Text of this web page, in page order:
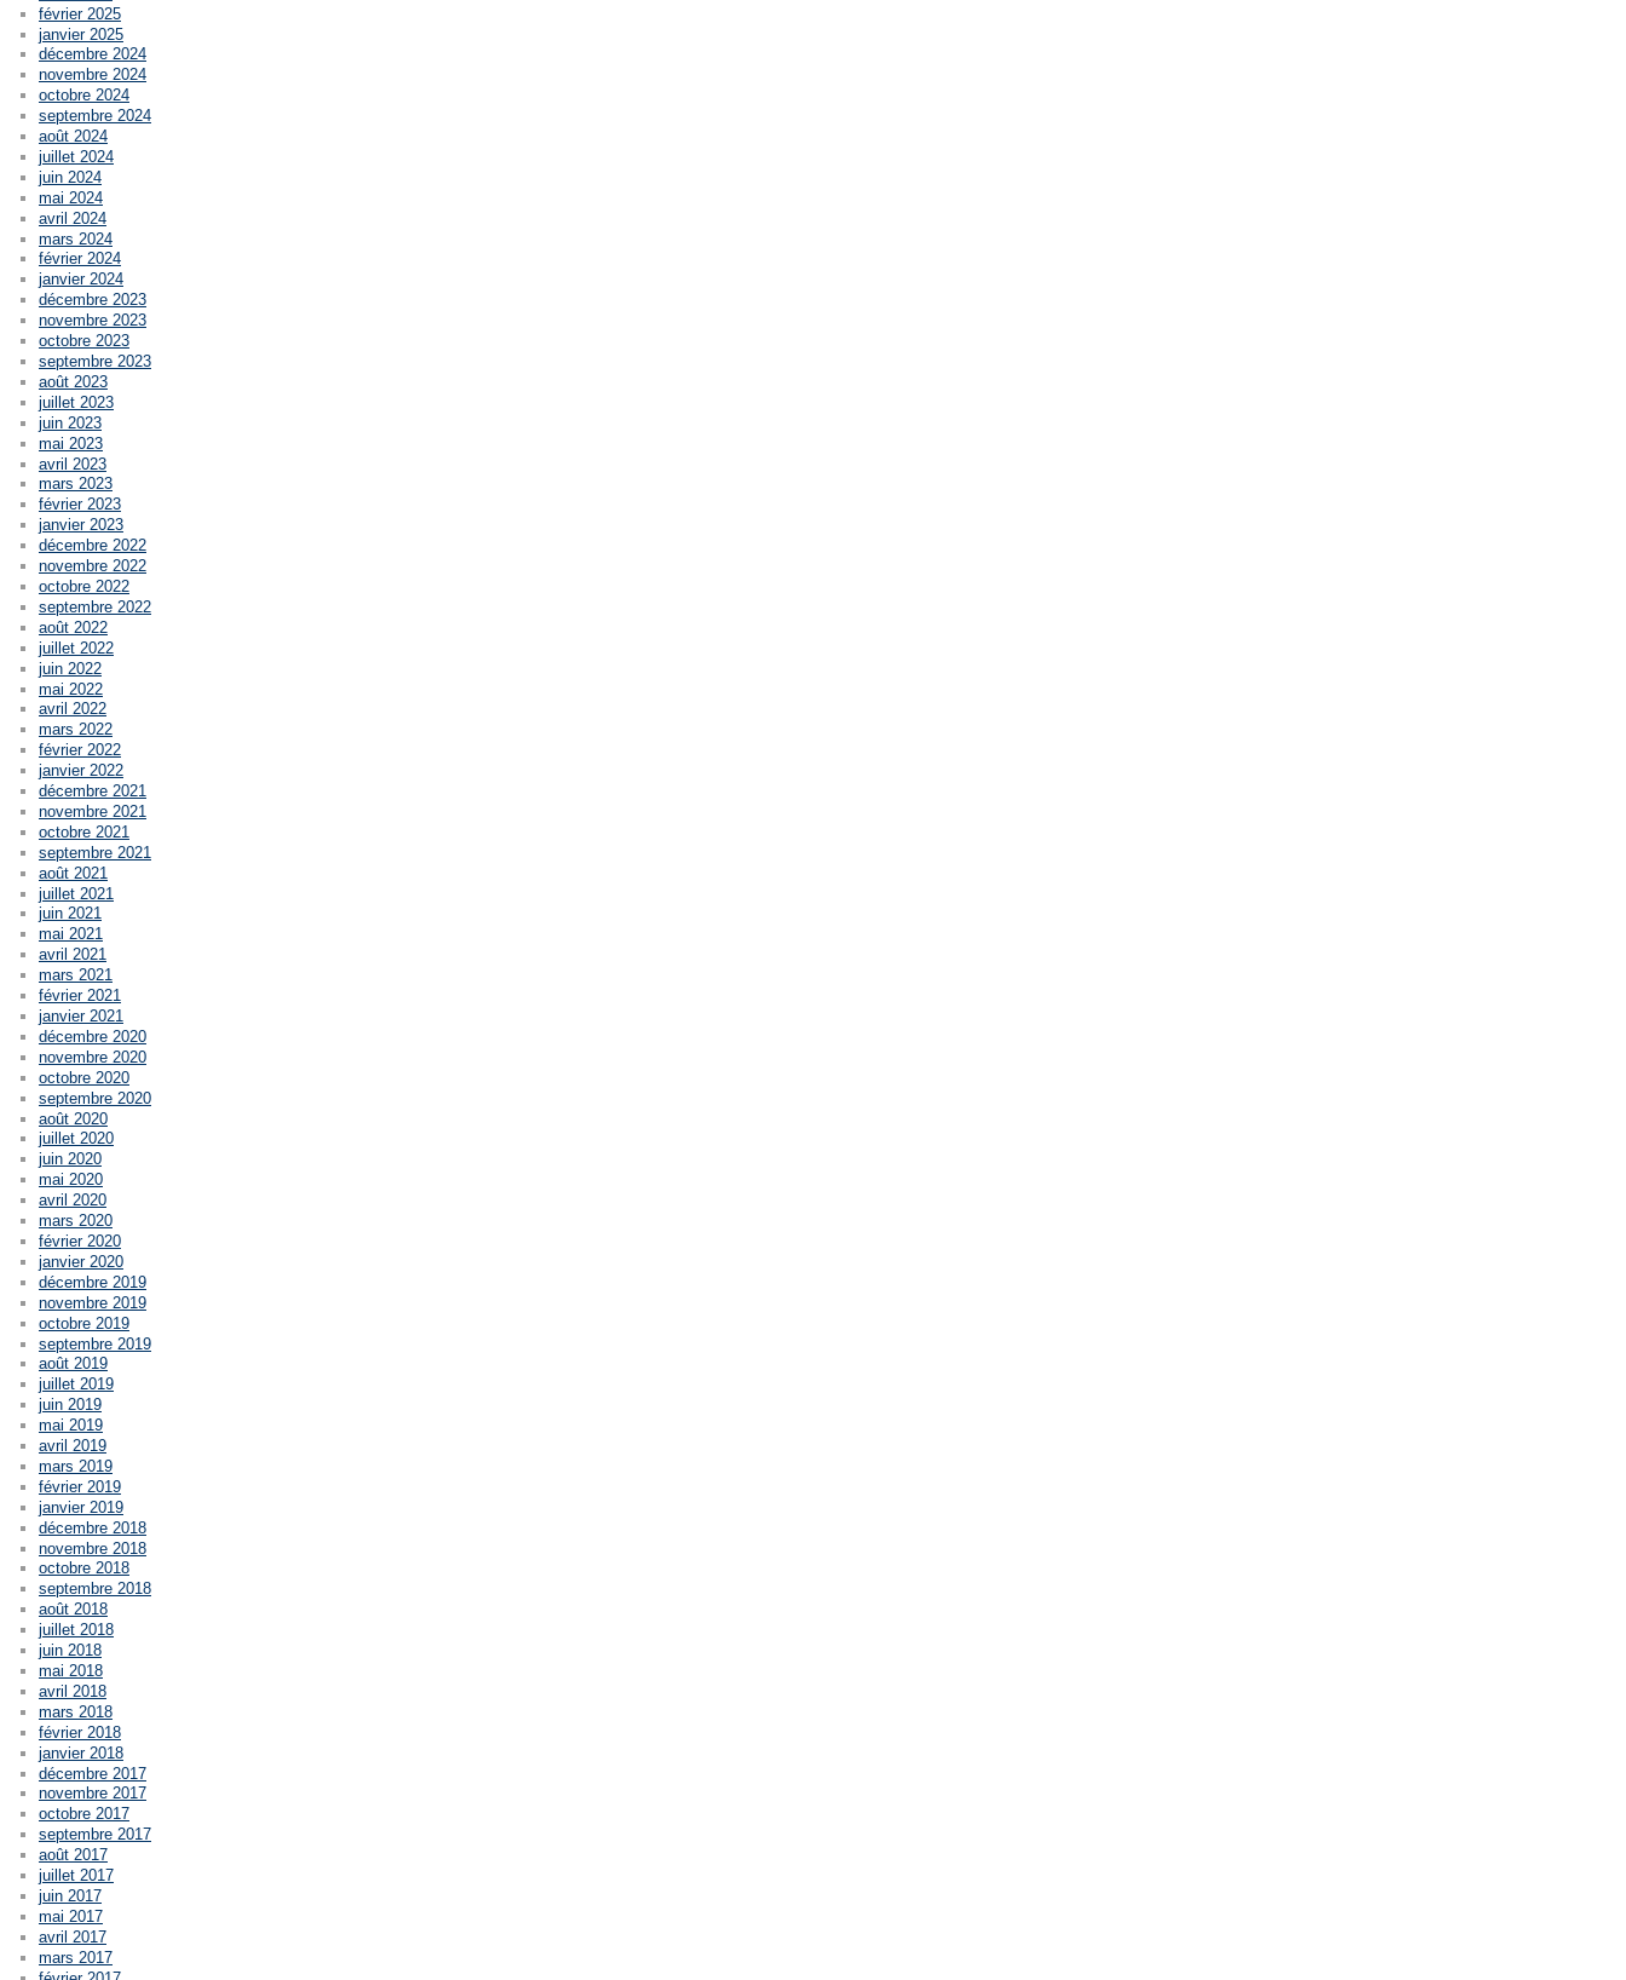
février 2025
janvier 2025
décembre 2024
novembre 2024
octobre 2024
septembre 2024
août 2024
juillet 2024
juin 2024
mai 2024
avril 2024
mars 2024
février 2024
janvier 2024
décembre 2023
novembre 2023
octobre 2023
septembre 2023
août 2023
juillet 2023
juin 2023
mai 2023
avril 2023
mars 2023
février 2023
janvier 2023
décembre 2022
novembre 2022
octobre 2022
septembre 2022
août 2022
juillet 2022
juin 2022
mai 2022
avril 2022
mars 2022
février 2022
janvier 2022
décembre 2021
novembre 2021
octobre 2021
septembre 2021
août 2021
juillet 2021
juin 2021
mai 2021
avril 2021
mars 2021
février 2021
janvier 2021
décembre 2020
novembre 2020
octobre 2020
septembre 2020
août 2020
juillet 2020
juin 2020
mai 2020
avril 2020
mars 2020
février 2020
janvier 2020
décembre 2019
novembre 2019
octobre 2019
septembre 2019
août 2019
juillet 2019
juin 2019
mai 2019
avril 2019
mars 2019
février 2019
janvier 2019
décembre 2018
novembre 2018
octobre 2018
septembre 2018
août 2018
juillet 2018
juin 2018
mai 2018
avril 2018
mars 2018
février 2018
janvier 2018
décembre 2017
novembre 2017
octobre 2017
septembre 2017
août 2017
juillet 2017
juin 2017
mai 2017
avril 2017
mars 2017